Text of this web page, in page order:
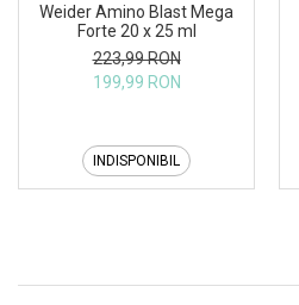
Weider Amino Blast Mega
Forte 20 x 25 ml
223,99 RON
199,99 RON
INDISPONIBIL